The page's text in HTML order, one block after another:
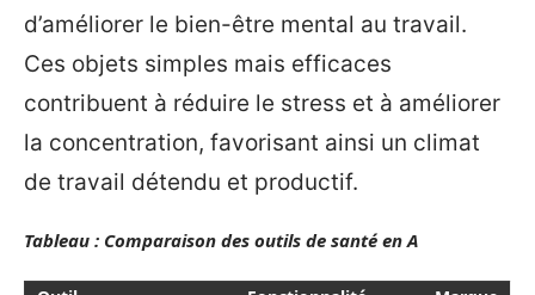
d’améliorer le bien-être mental au travail.
Ces objets simples mais efficaces
contribuent à réduire le stress et à améliorer
la concentration, favorisant ainsi un climat
de travail détendu et productif.
Tableau : Comparaison des outils de santé en A